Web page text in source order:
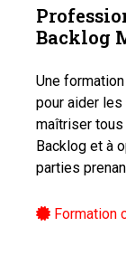
Backlog
Une
pour aider les
maîtriser
Backlog et à
parties
Formation